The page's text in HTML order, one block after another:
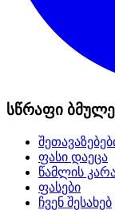
სწრაფი
ფასი დაეცა
წამლის
ფასები
ჩვენ შესახებ